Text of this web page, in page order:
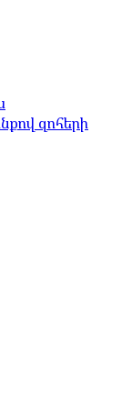
զոհերի